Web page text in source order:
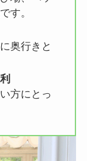
す。
奥行きと
方にとっ